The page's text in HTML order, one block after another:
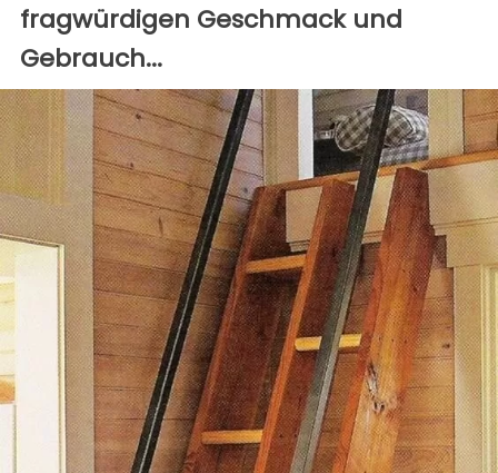
fragwürdigen Geschmack und
Gebrauch...